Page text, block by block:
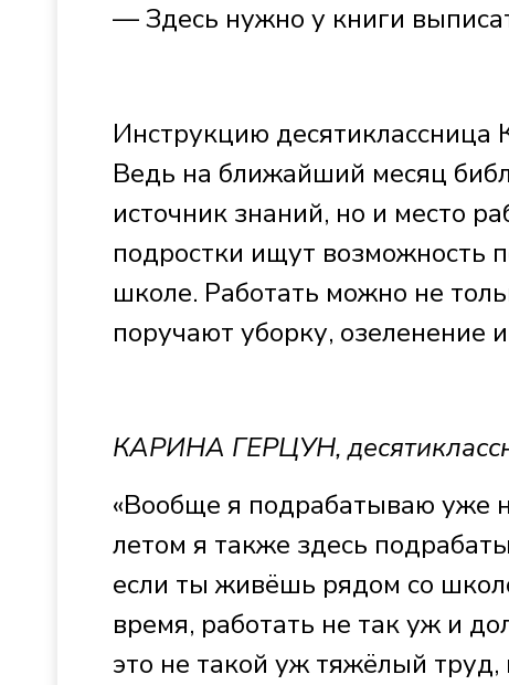
— Здесь нужно у книги
Инструкцию
Ведь на ближайший месяц
источник знаний, но и место
подростки ищут возможность
школе. Работать можно не
поручают уборку, озеленение
КАРИНА ГЕРЦУН,
«Вообще я подрабатываю уже
летом я также здесь
если ты живёшь рядом со
время, работать не так уж и
это не такой уж тяжёлый